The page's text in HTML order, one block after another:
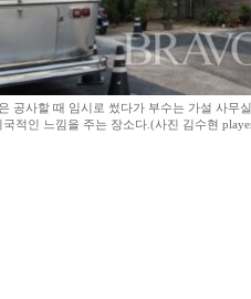
공사할 때 임시로 썼다가 부수는 가설 사무
국적인 느낌을 주는 장소다.(사진 김수현